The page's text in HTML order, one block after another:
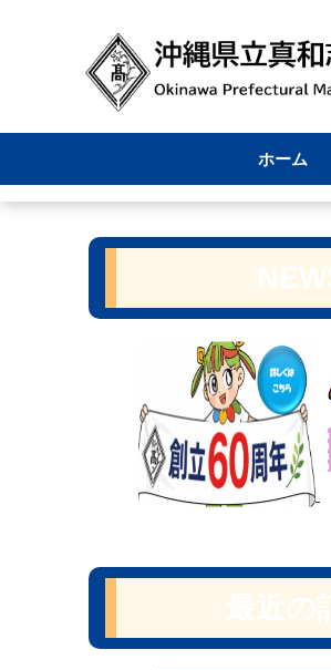
ホーム